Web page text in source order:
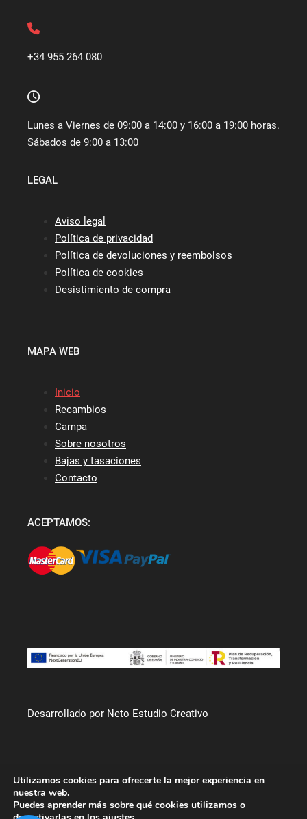
+34 955 264 080
Lunes a Viernes de 09:00 a 14:00 y 16:00 a 19:00 horas.
Sábados de 9:00 a 13:00
LEGAL
Aviso legal
Política de privacidad
Política de devoluciones y reembolsos
Política de cookies
Desistimiento de compra
MAPA WEB
Inicio
Recambios
Campa
Sobre nosotros
Bajas y tasaciones
Contacto
ACEPTAMOS:
Desarrollado por Neto Estudio Creativo
Utilizamos cookies para ofrecerte la mejor experiencia en
nuestra web.
Puedes aprender más sobre qué cookies utilizamos o